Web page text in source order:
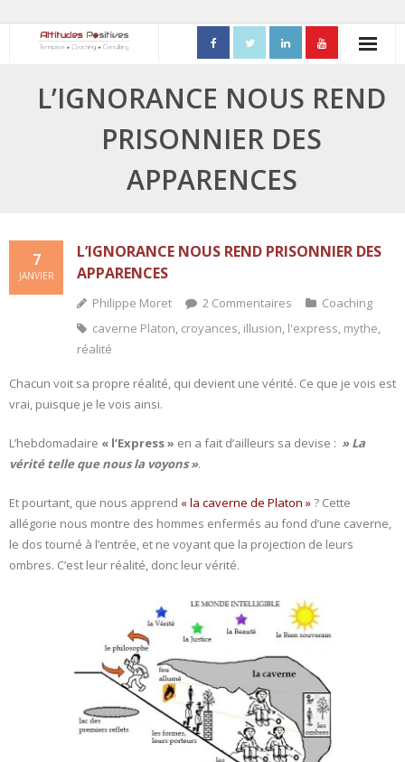
- Adapter sa posture managériale
- Process Vente
- Ennéagramme
- Quality Teams
- L'intelligence émotionnelle
- Coaching
- Consulting
L’IGNORANCE NOUS REND
PRISONNIER DES
APPARENCES
L’IGNORANCE NOUS REND PRISONNIER DES
APPARENCES
7
JANVIER
Philippe Moret 2 Commentaires
Coaching
caverne Platon, croyances, illusion, l'express, mythe,
réalité
Chacun voit sa propre réalité, qui devient une vérité. Ce que je vois est
vrai, puisque je le vois ainsi.
L’hebdomadaire « l’Express » en a fait d’ailleurs sa devise : » La
vérité telle que nous la voyons ».
Et pourtant, que nous apprend « la caverne de Platon »? Cette
allégorie nous montre des hommes enfermés au fond d’une caverne,
le dos tourné à l’entrée, et ne voyant que la projection de leurs
ombres. C’est leur réalité, donc leur vérité.